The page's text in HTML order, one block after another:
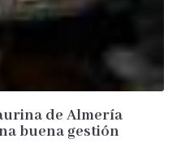
de Almería
buena gestión